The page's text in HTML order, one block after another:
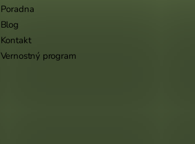
Poradna
Blog
Kontakt
Vernostný program